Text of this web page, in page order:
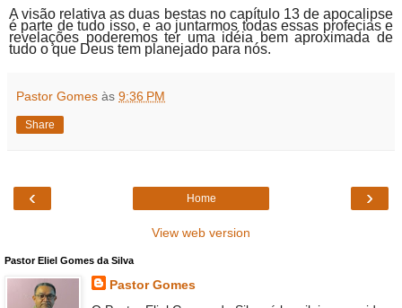
A visão relativa as duas bestas no capítulo 13 de apocalipse
é parte de tudo isso, e ao juntarmos todas essas profecias e
revelações poderemos ter uma idéia bem aproximada de
tudo o que Deus tem planejado para nós.
Pastor Gomes às 9:36 PM
Share
‹ ›
Home
View web version
Pastor Eliel Gomes da Silva
Pastor Gomes